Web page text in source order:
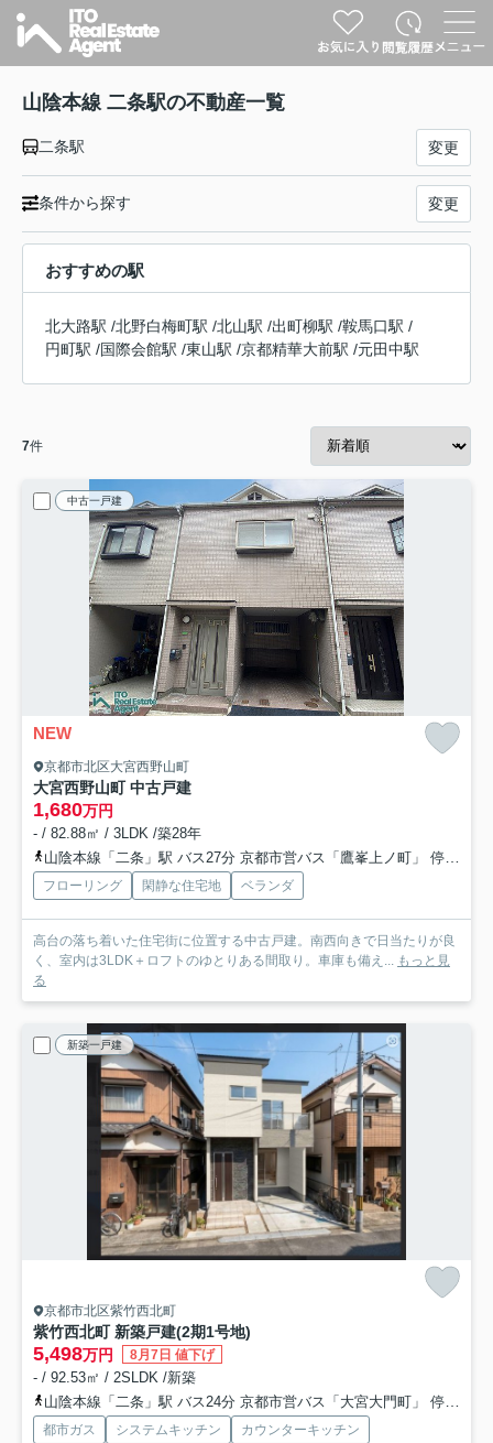
山陰本線 二条駅の不動産一覧
二条駅 変更
条件から探す 変更
おすすめの駅
北大路駅 /北野白梅町駅 /北山駅 /出町柳駅 /鞍馬口駅 /
円町駅 /国際会館駅 /東山駅 /京都精華大前駅 /元田中駅
7件
中古一戸建
NEW
京都市北区大宮西野山町
大宮西野山町 中古戸建
1,680万円
- / 82.88㎡ / 3LDK /築28年
山陰本線「二条」駅 バス27分 京都市営バス「鷹峯上ノ町」 停歩7分
フローリング 閑静な住宅地 ベランダ
高台の落ち着いた住宅街に位置する中古戸建。南西向きで日当たりが良
く、室内は3LDK＋ロフトのゆとりある間取り。車庫も備え...
もっと見
る
新築一戸建
京都市北区紫竹西北町
紫竹西北町 新築戸建(2期1号地)
5,498万円 8月7日 値下げ
- / 92.53㎡ / 2SLDK /新築
山陰本線「二条」駅 バス24分 京都市営バス「大宮大門町」 停歩3分
都市ガス システムキッチン
カウンターキッチン